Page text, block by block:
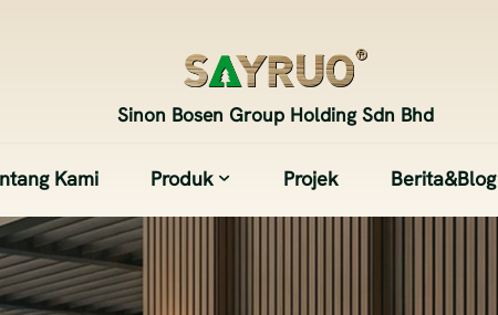
Sinon Bosen Group Holding Sdn Bhd
Kami Produk Projek Berita&Blog